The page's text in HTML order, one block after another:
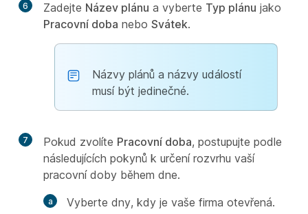
6 Zadejte Název plánu a vyberte Typ plánu jako
Pracovní doba nebo Svátek.
Názvy plánů a názvy událostí
musí být jedinečné.
7 Pokud zvolíte Pracovní doba, postupujte podle
následujících pokynů k určení rozvrhu vaší
pracovní doby během dne.
Vyberte dny, kdy je vaše firma otevřená.